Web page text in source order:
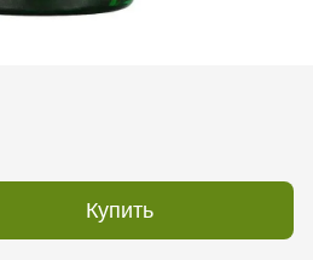
Купить